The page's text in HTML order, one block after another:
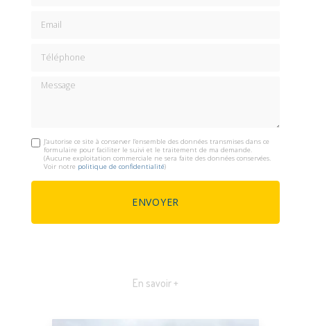
Message
J'autorise ce site à conserver l'ensemble des données transmises dans ce
formulaire pour faciliter le suivi et le traitement de ma demande.
(Aucune exploitation commerciale ne sera faite des données conservées.
Voir notre politique de confidentialité)
En savoir +